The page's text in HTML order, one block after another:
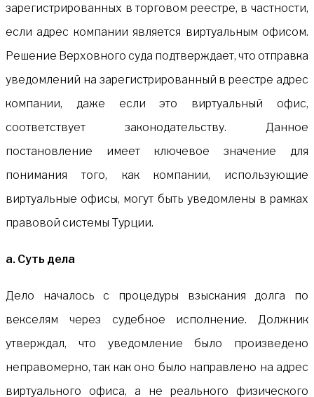
зарегистрированных в торговом реестре, в частности,
если адрес компании является виртуальным офисом.
Решение Верховного суда подтверждает, что отправка
уведомлений на зарегистрированный в реестре адрес
компании, даже если это виртуальный офис,
соответствует законодательству. Данное
постановление имеет ключевое значение для
понимания того, как компании, использующие
виртуальные офисы, могут быть уведомлены в рамках
правовой системы Турции.
а. Суть дела
Дело началось с процедуры взыскания долга по
векселям через судебное исполнение. Должник
утверждал, что уведомление было произведено
неправомерно, так как оно было направлено на адрес
виртуального офиса, а не реального физического